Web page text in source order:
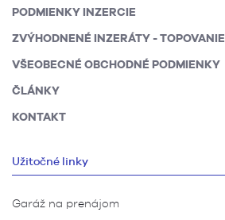
PODMIENKY INZERCIE
ZVÝHODNENÉ INZERÁTY - TOPOVANIE
VŠEOBECNÉ OBCHODNÉ PODMIENKY
ČLÁNKY
KONTAKT
Užitočné linky
Garáž na prenájom